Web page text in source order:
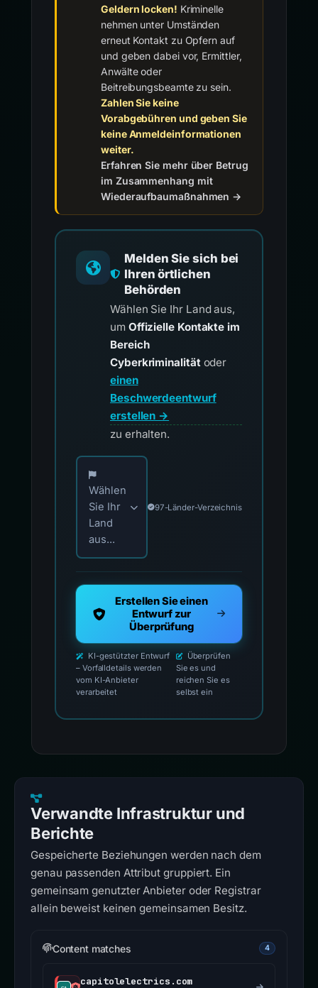
Geldern locken! Kriminelle
nehmen unter Umständen
erneut Kontakt zu Opfern auf
und geben dabei vor, Ermittler,
Anwälte oder
Beitreibungsbeamte zu sein.
Zahlen Sie keine
Vorabgebühren und geben Sie
keine Anmeldeinformationen
weiter.
Erfahren Sie mehr über Betrug
im Zusammenhang mit
Wiederaufbaumaßnahmen →
Melden Sie sich bei
Ihren örtlichen
Behörden
Wählen Sie Ihr Land aus,
um Offizielle Kontakte im
Bereich
Cyberkriminalitätoder
einen
Beschwerdeentwurf
erstellen →
zu erhalten.
Wählen Sie Ihr Land für offizielle
Wählen
Sie Ihr
Land
aus...
97-Länder-Verzeichnis
Erstellen Sie einen
Entwurf zur
Überprüfung
KI-gestützter Entwurf
– Vorfalldetails werden
vom KI-Anbieter
verarbeitet
Überprüfen
Sie es und
reichen Sie es
selbst ein
Verwandte Infrastruktur und
Berichte
Gespeicherte Beziehungen werden nach dem
genau passenden Attribut gruppiert. Ein
gemeinsam genutzter Anbieter oder Registrar
allein beweist keinen gemeinsamen Besitz.
Content matches 4
capitolelectrics.com